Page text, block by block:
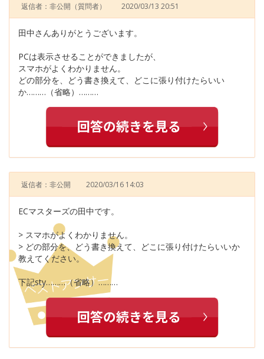
返信者：非公開 （質問者） 2020/03/13 20:51
田中さんありがとうございます。
PCは表示させることができましたが、
スマホがよくわかりません。
どの部分を、どう書き換えて、どこに張り付けたらいい
か………（省略）………
返信者：非公開 2020/03/16 14:03
ECマスターズの田中です。
> スマホがよくわかりません。
> どの部分を、どう書き換えて、どこに張り付けたらいいか
教えてください。
下記sty………（省略）………